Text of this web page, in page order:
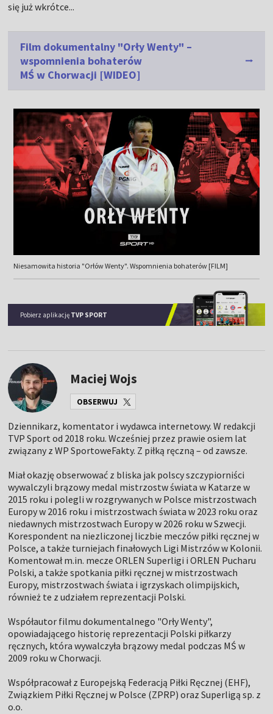
się już wkrótce...
Film dokumentalny "Orły Wenty" –
wspomnienia bohaterów
MŚ w Chorwacji [WIDEO]
Niesamowita historia "Orłów Wenty". Wspomnienia bohaterów [FILM]
Pobierz aplikację TVP SPORT
Maciej Wojs
OBSERWUJ
Dziennikarz, komentator i wydawca internetowy. W redakcji
TVP Sport od 2018 roku. Wcześniej przez prawie osiem lat
związany z WP SportoweFakty. Z piłką ręczną – od zawsze.
Miał okazję obserwować z bliska jak polscy szczypiorniści
wywalczyli brązowy medal mistrzostw świata w Katarze w
2015 roku i polegli w rozgrywanych w Polsce mistrzostwach
Europy w 2016 roku i mistrzostwach świata w 2023 roku oraz
niedawnych mistrzostwach Europy w 2026 roku w Szwecji.
Korespondent na niezliczonej liczbie meczów piłki ręcznej w
Polsce, a także turniejach finałowych Ligi Mistrzów w Kolonii.
Komentował m.in. mecze ORLEN Superligi i ORLEN Pucharu
Polski, a także spotkania piłki ręcznej w mistrzostwach
Europy, mistrzostwach świata i igrzyskach olimpijskich,
również te z udziałem reprezentacji Polski.
Współautor filmu dokumentalnego "Orły Wenty",
opowiadającego historię reprezentacji Polski piłkarzy
ręcznych, która wywalczyła brązowy medal podczas MŚ w
2009 roku w Chorwacji.
Współpracował z Europejską Federacją Piłki Ręcznej (EHF),
Związkiem Piłki Ręcznej w Polsce (ZPRP) oraz Superligą sp. z
o.o.